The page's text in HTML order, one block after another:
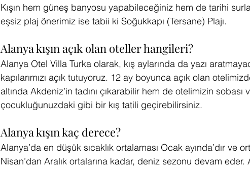
Kışın hem güneş banyosu yapabileceğiniz hem de tarihi
eşsiz plaj önerimiz ise tabii ki Soğukkapı (Tersane) Plajı.
Alanya kışın açık olan oteller hangileri?
Alanya Otel Villa Turka olarak, kış aylarında da yazı
kapılarımızı açık tutuyoruz. 12 ay boyunca açık olan
altında Akdeniz’in tadını çıkarabilir hem de otelimizin sobası
çocukluğunuzdaki gibi bir kış tatili geçirebilirsiniz.
Alanya kışın kaç derece?
Alanya’da en düşük sıcaklık ortalaması Ocak ayında’dır ve
Nisan’dan Aralık ortalarına kadar, deniz sezonu devam